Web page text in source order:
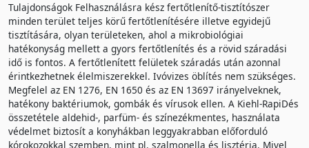
Tulajdonságok Felhasználásra kész fertőtlenítő-tisztítószer
minden terület teljes körű fertőtlenítésére illetve egyidejű
tisztítására, olyan területeken, ahol a mikrobiológiai
hatékonyság mellett a gyors fertőtlenítés és a rövid száradási
idő is fontos. A fertőtlenített felületek száradás után azonnal
érintkezhetnek élelmiszerekkel. Ivóvizes öblítés nem szükséges.
Megfelel az EN 1276, EN 1650 és az EN 13697 irányelveknek,
hatékony baktériumok, gombák és vírusok ellen. A Kiehl-RapiDés
összetétele aldehid-, parfüm- és színezékmentes, használata
védelmet biztosít a konyhákban leggyakrabban előforduló
kórokozokkal szemben, mint pl. szalmonella és lisztéria. Mivel